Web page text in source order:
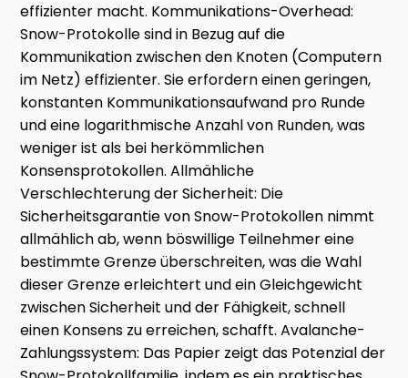
effizienter macht. Kommunikations-Overhead:
Snow-Protokolle sind in Bezug auf die
Kommunikation zwischen den Knoten (Computern
im Netz) effizienter. Sie erfordern einen geringen,
konstanten Kommunikationsaufwand pro Runde
und eine logarithmische Anzahl von Runden, was
weniger ist als bei herkömmlichen
Konsensprotokollen. Allmähliche
Verschlechterung der Sicherheit: Die
Sicherheitsgarantie von Snow-Protokollen nimmt
allmählich ab, wenn böswillige Teilnehmer eine
bestimmte Grenze überschreiten, was die Wahl
dieser Grenze erleichtert und ein Gleichgewicht
zwischen Sicherheit und der Fähigkeit, schnell
einen Konsens zu erreichen, schafft. Avalanche-
Zahlungssystem: Das Papier zeigt das Potenzial der